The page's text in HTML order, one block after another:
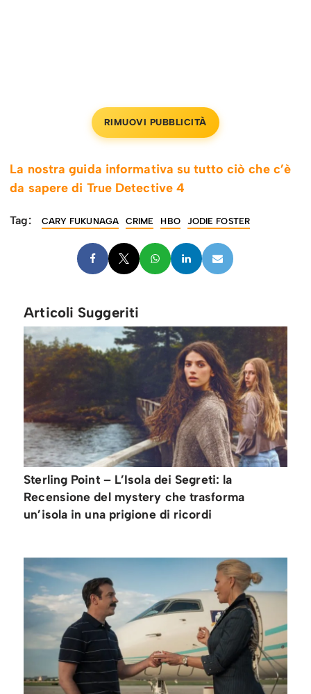
RIMUOVI PUBBLICITÀ
La nostra guida informativa su tutto ciò che c’è
da sapere di True Detective 4
Tag: CARY FUKUNAGA CRIME HBO JODIE FOSTER
Articoli Suggeriti
Sterling Point – L’Isola dei Segreti: la
Recensione del mystery che trasforma
un’isola in una prigione di ricordi